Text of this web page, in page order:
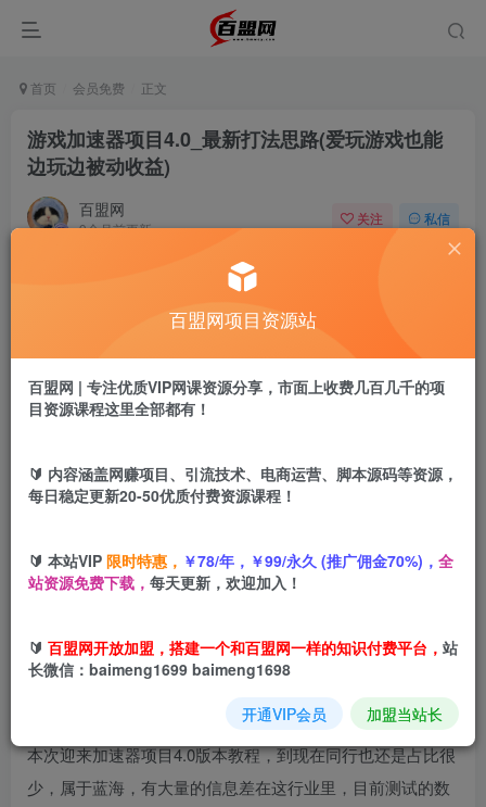
首页 会员免费 正文
游戏加速器项目4.0_最新打法思路(爱玩游戏也能
边玩边被动收益)
百盟网
9个月前更新
关注 私信
盟币9.9
立即购买
游戏加速器项目 4.0_最新打法思路（爱玩游戏也能边玩边被
本次迎来加速器项目4.0版本教程，到现在同行也还是占比很
少，属于蓝海，有大量的信息差在这行业里，目前测试的数
百盟网项目资源站
百盟网 | 专注优质VIP网课资源分享，市面上收费几百几千的项
目资源课程这里全部都有！
🔰 内容涵盖网赚项目、引流技术、电商运营、脚本源码等资源，
每日稳定更新20-50优质付费资源课程！
🔰 本站VIP 限时特惠， ￥78/年，￥99/永久 (推广佣金70%)， 全
站资源免费下载， 每天更新，欢迎加入！
🔰 百盟网开放加盟，搭建一个和百盟网一样的知识付费平台， 站
长微信：baimeng1699 baimeng1698
开通VIP会员 加盟当站长